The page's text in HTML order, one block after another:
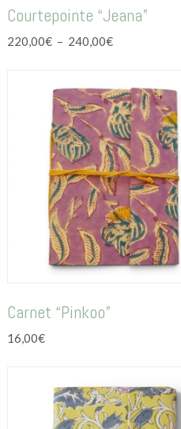
Courtepointe “Jeana”
220,00€ – 240,00€Plage
220,00€
à
240,00€
Carnet “Pinkoo”
16,00€